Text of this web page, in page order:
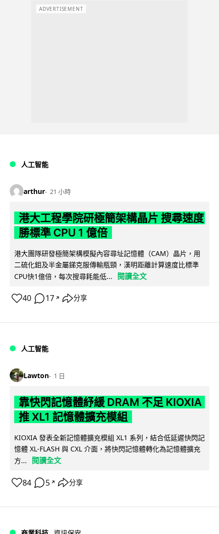
ADVERTISEMENT
人工智能
arthur 21 小時
港大工程學院研極簡架構晶片 搜尋速度
勝標準 CPU 1 億倍
港大團隊研發極簡架構模擬內容尋址記憶體（CAM）晶片，用
二硫化鉬及半金屬銻克服傳輸瓶頸，漢明距離計算速度比標準
CPU快1億倍，每次搜尋耗能低...
閱讀全文
40 17 ↗ 分享
人工智能
Lawton 1 日
靠快閃記憶體紓緩 DRAM 不足 KIOXIA
推 XL1 記憶體擴充模組
KIOXIA 發表全新記憶體擴充模組 XL1 系列，結合低延遲快閃記
憶體 XL-FLASH 與 CXL 介面，將快閃記憶體轉化為記憶體擴充
方...
閱讀全文
84 5 ↗ 分享